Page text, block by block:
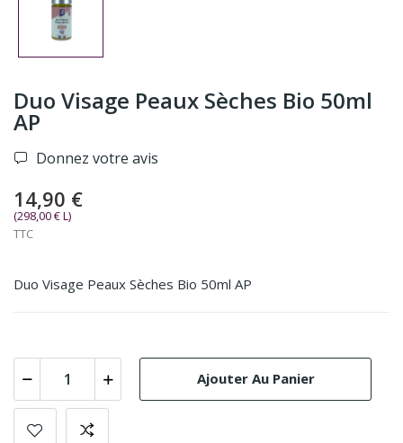
Duo Visage Peaux Sèches Bio 50ml
AP
Donnez votre avis
14,90 €
(298,00 € L)
TTC
Duo Visage Peaux Sèches Bio 50ml AP
Ajouter Au Panier